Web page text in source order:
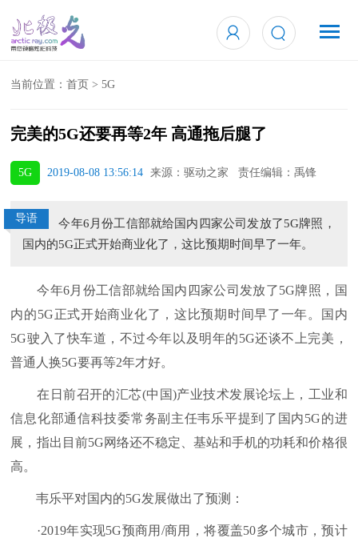
当前位置：首页 >5G
完美的5G还要再等2年 高通拖后腿了
5G 2019-08-08 13:56:14 来源：驱动之家 责任编辑：禹锋
导语
今年6月份工信部就给国内四家公司发放了5G牌照，
国内的5G正式开始商业化了，这比预期时间早了一年。
今年6月份工信部就给国内四家公司发放了5G牌照，国
内的5G正式开始商业化了，这比预期时间早了一年。国内
5G驶入了快车道，不过今年以及明年的5G还谈不上完美，
普通人换5G要再等2年才好。
在日前召开的汇芯(中国)产业技术发展论坛上，工业和
信息化部通信科技委常务副主任韦乐平提到了国内5G的进
展，指出目前5G网络还不稳定、基站和手机的功耗和价格很
高。
韦乐平对国内的5G发展做出了预测：
·2019年实现5G预商用/商用，将覆盖50多个城市，预计